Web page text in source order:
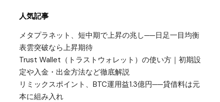
人気記事
メタプラネット、短中期で上昇の兆し──日足一目均衡
表雲突破なら上昇期待
Trust Wallet（トラストウォレット）の使い方｜初期設
定や入金・出金方法など徹底解説
リミックスポイント、BTC運用益1.3億円──貸借料は元
本に組み入れ